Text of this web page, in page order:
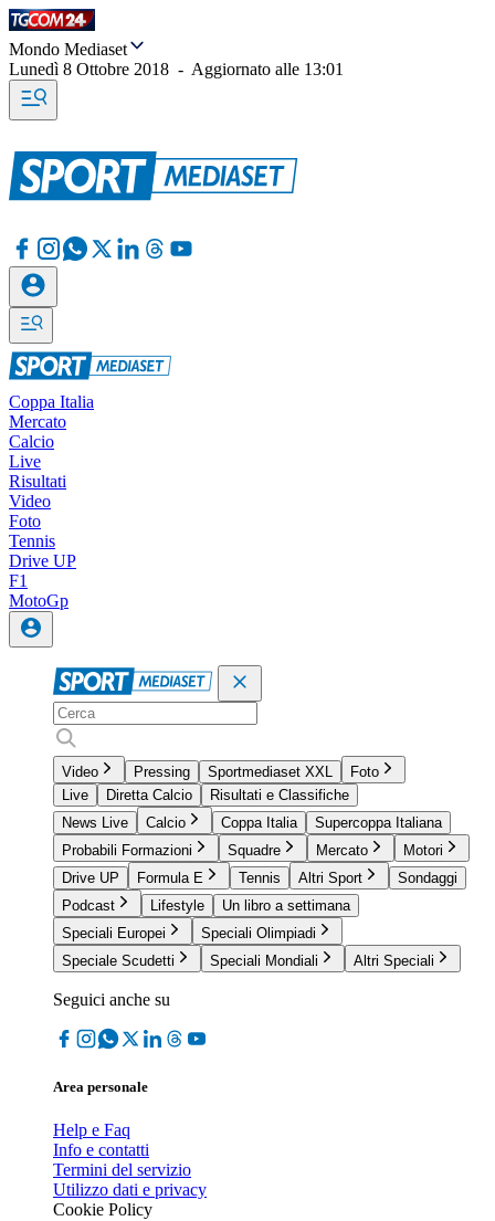
Mondo Mediaset
Lunedì 8 Ottobre 2018 - Aggiornato alle 13:01
Coppa Italia
Mercato
Calcio
Live
Risultati
Video
Foto
Tennis
Drive UP
F1
MotoGp
Video Pressing Sportmediaset XXL
Foto
Live
Diretta Calcio
Risultati e Classifiche
News Live
Calcio Coppa Italia
Supercoppa Italiana
Probabili Formazioni
Squadre Mercato
Motori
Drive UP
Formula E Tennis Altri Sport
Sondaggi
Podcast
Lifestyle
Un libro a settimana
Speciali Europei
Speciali Olimpiadi
Speciale Scudetti
Speciali Mondiali Altri Speciali
Seguici anche su
Area personale
Help e Faq
Info e contatti
Termini del servizio
Utilizzo dati e privacy
Cookie Policy